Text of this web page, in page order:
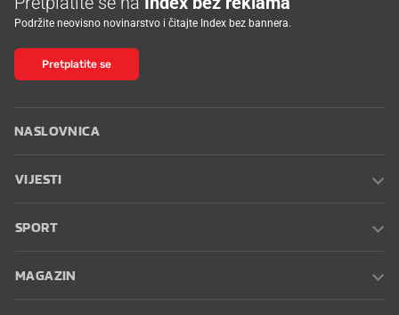
Podržite neovisno novinarstvo i čitajte Index bez bannera.
Pretplatite se
NASLOVNICA
VIJESTI
SPORT
MAGAZIN